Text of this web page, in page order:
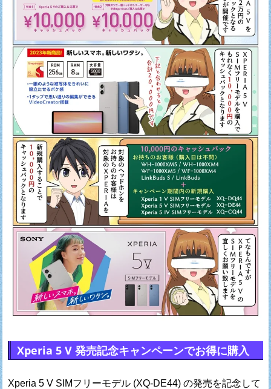
Xperia 5 V 発売記念キャンペーンでお得に購入
Xperia 5 V SIMフリーモデル (XQ-DE44) の発売を記念して